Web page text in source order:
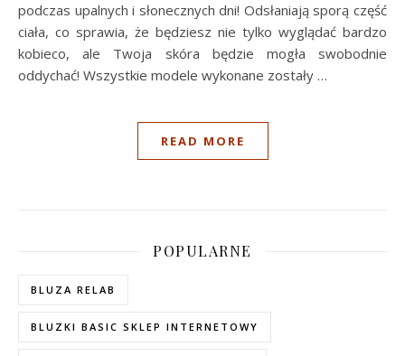
podczas upalnych i słonecznych dni! Odsłaniają sporą część
ciała, co sprawia, że będziesz nie tylko wyglądać bardzo
kobieco, ale Twoja skóra będzie mogła swobodnie
oddychać! Wszystkie modele wykonane zostały …
READ MORE
POPULARNE
BLUZA RELAB
BLUZKI BASIC SKLEP INTERNETOWY